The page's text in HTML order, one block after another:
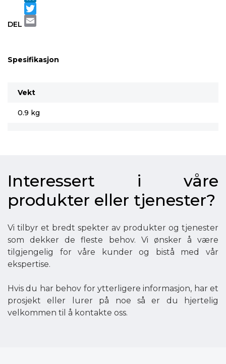
DEL
LinkedIn
Twitter
Email
Spesifikasjon
Vekt
0.9 kg
Interessert i våre
produkter eller tjenester?
Vi tilbyr et bredt spekter av produkter og tjenester
som dekker de fleste behov. Vi ønsker å være
tilgjengelig for våre kunder og bistå med vår
ekspertise.
Hvis du har behov for ytterligere informasjon, har et
prosjekt eller lurer på noe så er du hjertelig
velkommen til å kontakte oss.